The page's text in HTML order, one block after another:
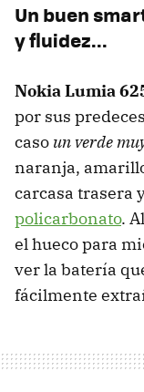
Un buen
y fluidez...
Nokia Lumia
por sus
caso un verde
naranja,
carcasa trasera
policarbonato.
el hueco para
ver la batería
fácilmente